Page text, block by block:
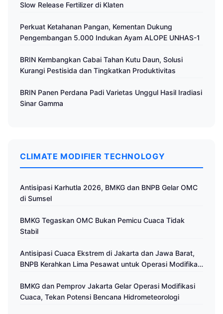
Slow Release Fertilizer di Klaten
Perkuat Ketahanan Pangan, Kementan Dukung
Pengembangan 5.000 Indukan Ayam ALOPE UNHAS-1
BRIN Kembangkan Cabai Tahan Kutu Daun, Solusi
Kurangi Pestisida dan Tingkatkan Produktivitas
BRIN Panen Perdana Padi Varietas Unggul Hasil Iradiasi
Sinar Gamma
CLIMATE MODIFIER TECHNOLOGY
Antisipasi Karhutla 2026, BMKG dan BNPB Gelar OMC
di Sumsel
BMKG Tegaskan OMC Bukan Pemicu Cuaca Tidak
Stabil
Antisipasi Cuaca Ekstrem di Jakarta dan Jawa Barat,
BNPB Kerahkan Lima Pesawat untuk Operasi Modifikasi
BMKG dan Pemprov Jakarta Gelar Operasi Modifikasi
Cuaca, Tekan Potensi Bencana Hidrometeorologi